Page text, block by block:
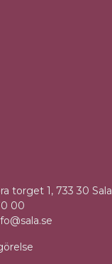
torget 1, 733 30 Sala
00